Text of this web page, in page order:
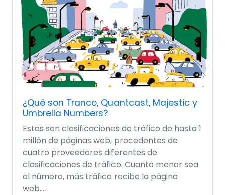
¿Qué son Tranco, Quantcast, Majestic y
Umbrella Numbers?
Estas son clasificaciones de tráfico de hasta 1
millón de páginas web, procedentes de
cuatro proveedores diferentes de
clasificaciones de tráfico. Cuanto menor sea
el número, más tráfico recibe la página
web....